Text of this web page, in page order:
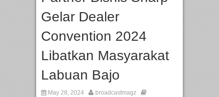
Gelar Dealer
Convention 2024
Libatkan Masyarakat
Labuan Bajo
May 28, 2024
broadcastmagz